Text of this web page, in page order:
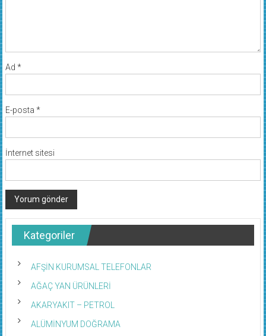
Ad *
E-posta *
İnternet sitesi
Kategoriler
AFŞİN KURUMSAL TELEFONLAR
AĞAÇ YAN ÜRÜNLERİ
AKARYAKIT – PETROL
ALÜMİNYUM DOĞRAMA